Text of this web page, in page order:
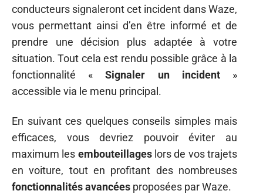
conducteurs signaleront cet incident dans Waze,
vous permettant ainsi d’en être informé et de
prendre une décision plus adaptée à votre
situation. Tout cela est rendu possible grâce à la
fonctionnalité «Signaler un incident»
accessible via le menu principal.
En suivant ces quelques conseils simples mais
efficaces, vous devriez pouvoir éviter au
maximum les embouteillageslors de vos trajets
en voiture, tout en profitant des nombreuses
fonctionnalités avancées proposées par Waze.